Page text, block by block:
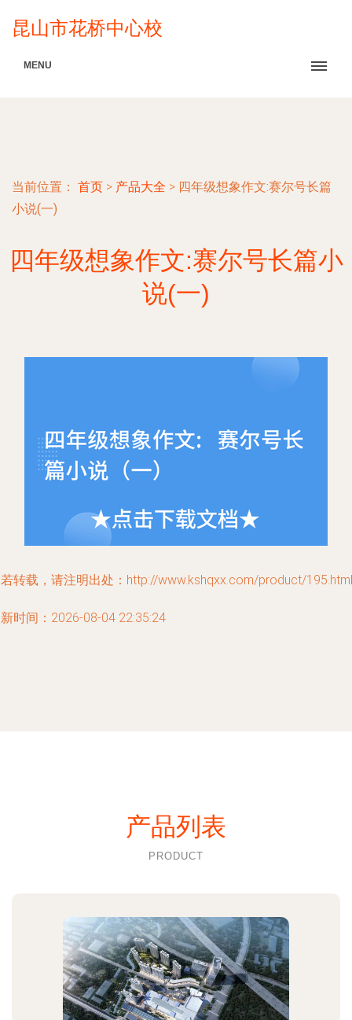
昆山市花桥中心校
MENU
当前位置： 首页 > 产品大全 > 四年级想象作文:赛尔号长篇
小说(一)
四年级想象作文:赛尔号长篇小
说(一)
转载，请注明出处：http://www.kshqxx.com/product/195.html
时间：2026-08-04 22:35:24
产品列表
PRODUCT